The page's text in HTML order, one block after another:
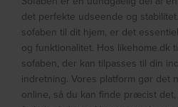
det perfekte udseende og
sofaben til dit hjem, er det
og funktionalitet. Hos likehome.dk
sofaben, der kan tilpasses til din
indretning. Vores platform gør det
online, så du kan finde præcist